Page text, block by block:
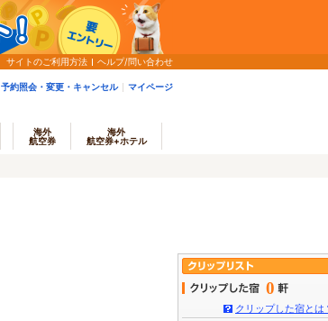
サイトのご利用方法 ヘルプ/問い合わせ
予約照会・変更・キャンセル マイページ
海外
航空券
海外
航空券+ホテル
0
クリップした宿とは